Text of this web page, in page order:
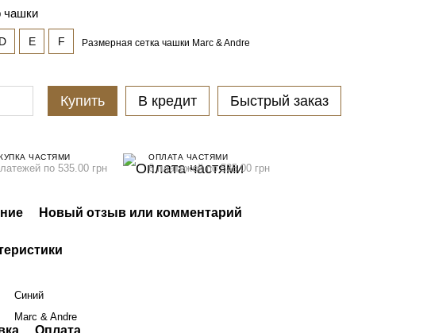
чашки
D E F Размерная сетка чашки Marc & Andre
Купить В кредит Быстрый заказ
ЧАСТЯМИ
по 535.00 грн
ОПЛАТА ЧАСТЯМИ
6 платежей по 535.00 грн
Новый отзыв или комментарий
Синий
Marc & Andre
Оплата